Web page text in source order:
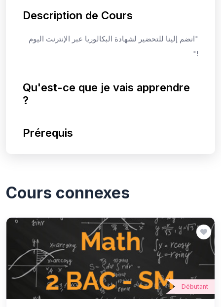
Description de Cours
"انضم إلينا للتحضير لشهادة البكالوريا عبر الإنترنت اليوم
!"
Qu'est-ce que je vais apprendre
?
Prérequis
Cours connexes
Débutant